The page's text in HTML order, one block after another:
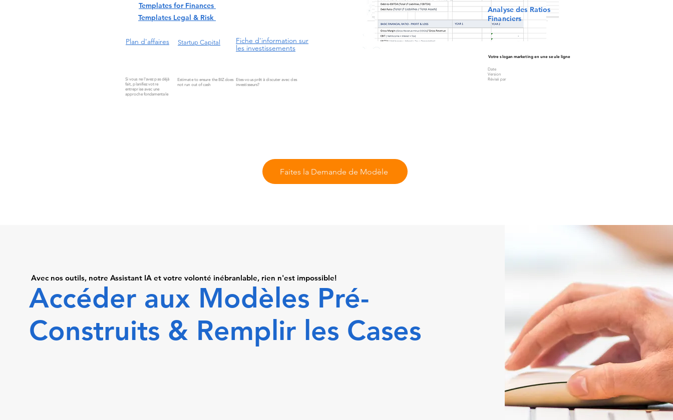
Templates for Finances
Templates Legal & Risk
Plan d'affaires Startup Capital
Fiche d'information sur
les investissements
Si vous ne l'avez pas déjà
fait, planifiez votre
entreprise avec une
approche fondamentale
Estimate to ensure the BIZ does
not run out of cash
Etes-vous prêt à discuter avec des
investisseurs?
Analyse des Ratios
Financiers
Votre slogan marketing en une seule ligne
Date
Version
Révisé par
Faites la Demande de Modèle
Avec nos outils, notre Assistant IA et votre volonté inébranlable, rien n'est impossible!
Accéder aux Modèles Pré-
Construits & Remplir les Cases